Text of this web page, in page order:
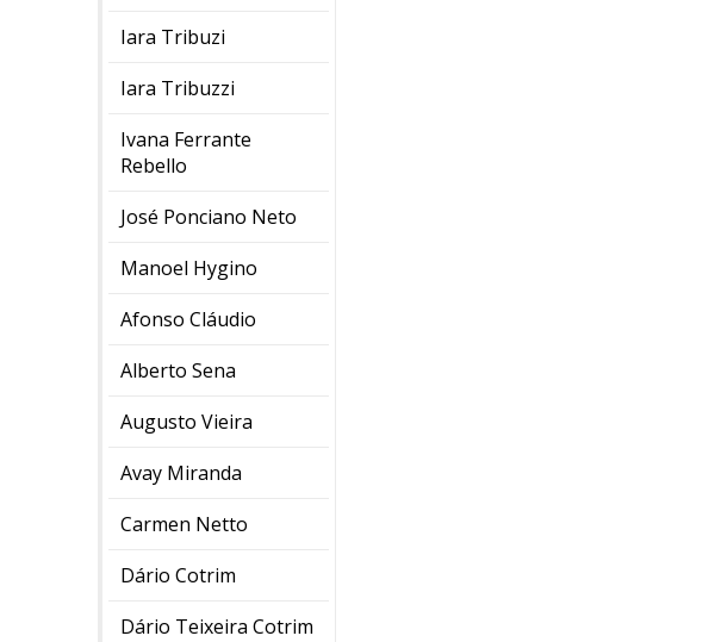
Iara Tribuzi
Iara Tribuzzi
Ivana Ferrante
Rebello
José Ponciano Neto
Manoel Hygino
Afonso Cláudio
Alberto Sena
Augusto Vieira
Avay Miranda
Carmen Netto
Dário Cotrim
Dário Teixeira Cotrim